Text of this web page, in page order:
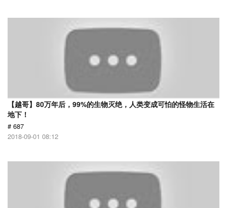
【越哥】80万年后，99%的生物灭绝，人类变成可怕的怪物生活在
地下！
# 687
2018-09-01 08:12